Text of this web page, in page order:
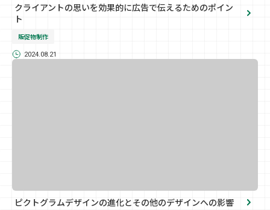
クライアントの思いを効果的に広告で伝えるためのポイン
ト
販促物制作
2024.08.21
ピクトグラムデザインの進化とその他のデザインへの影響